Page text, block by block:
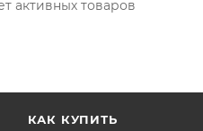
активных товаров
КАК КУПИТЬ